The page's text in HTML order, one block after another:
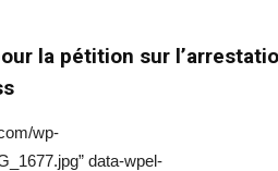
la pétition sur
wp-
data-wpel-